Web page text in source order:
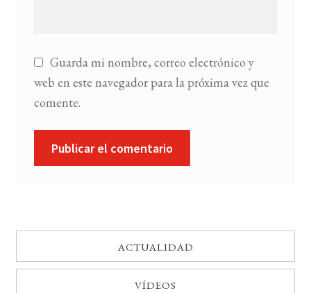
Guarda mi nombre, correo electrónico y
web en este navegador para la próxima vez que
comente.
ACTUALIDAD
VÍDEOS